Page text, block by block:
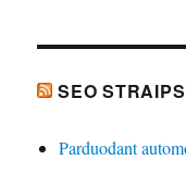
SEO
Parduodant